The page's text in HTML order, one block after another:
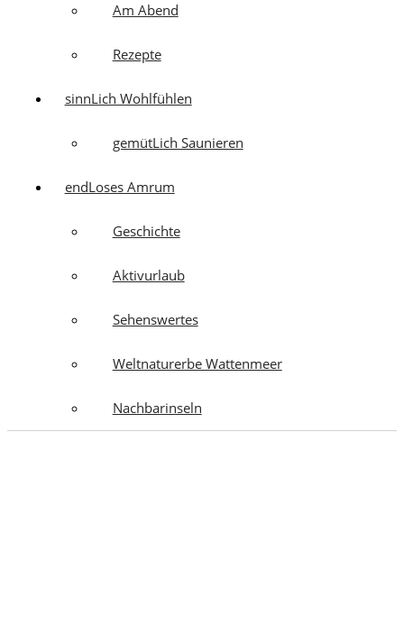
Am Abend
Rezepte
sinnLich Wohlfühlen
gemütLich Saunieren
endLoses Amrum
Geschichte
Aktivurlaub
Sehenswertes
Weltnaturerbe Wattenmeer
Nachbarinseln